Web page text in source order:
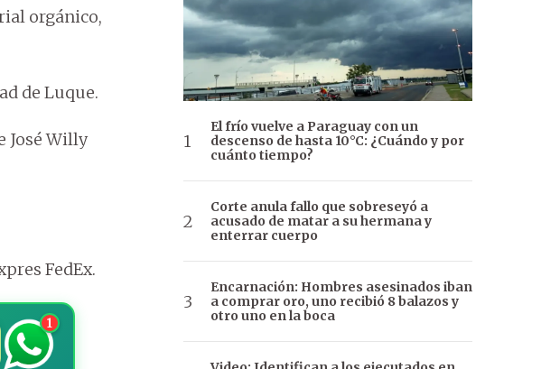
orgánico,
de Luque.
José Willy
FedEx.
1
El frío vuelve a Paraguay con un
descenso de hasta 10°C: ¿Cuándo y por
cuánto tiempo?
Corte anula fallo que sobreseyó a
acusado de matar a su hermana y
enterrar cuerpo
Encarnación: Hombres asesinados iban
a comprar oro, uno recibió 8 balazos y
otro uno en la boca